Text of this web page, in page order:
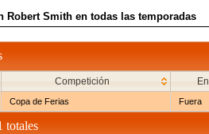
Robert Smith en todas las temporadas
Competición En
Copa de Ferias Fuera
totales